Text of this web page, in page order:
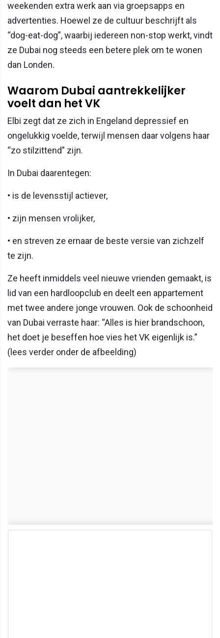
weekenden extra werk aan via groepsapps en
advertenties. Hoewel ze de cultuur beschrijft als
“dog-eat-dog”, waarbij iedereen non-stop werkt, vindt
ze Dubai nog steeds een betere plek om te wonen
dan Londen.
Waarom Dubai aantrekkelijker
voelt dan het VK
Elbi zegt dat ze zich in Engeland depressief en
ongelukkig voelde, terwijl mensen daar volgens haar
“zo stilzittend” zijn.
In Dubai daarentegen:
• is de levensstijl actiever,
• zijn mensen vrolijker,
• en streven ze ernaar de beste versie van zichzelf
te zijn.
Ze heeft inmiddels veel nieuwe vrienden gemaakt, is
lid van een hardloopclub en deelt een appartement
met twee andere jonge vrouwen. Ook de schoonheid
van Dubai verraste haar: “Alles is hier brandschoon,
het doet je beseffen hoe vies het VK eigenlijk is.”
(lees verder onder de afbeelding)